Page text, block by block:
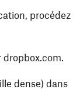
procédez
dropbox.com.
dense) dans